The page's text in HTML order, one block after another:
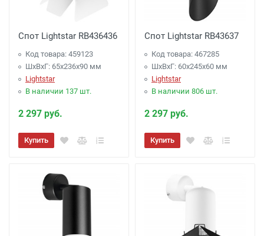
Спот Lightstar RB436436
Код товара: 459123
ШхВхГ: 65x236x90 мм
Lightstar
В наличии 137 шт.
2 297 руб.
Купить
Спот Lightstar RB43637
Код товара: 467285
ШхВхГ: 60x245x60 мм
Lightstar
В наличии 806 шт.
2 297 руб.
Купить